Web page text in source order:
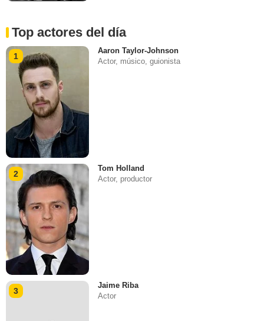
Top actores del día
1
Aaron Taylor-Johnson
Actor, músico, guionista
2
Tom Holland
Actor, productor
3
Jaime Riba
Actor